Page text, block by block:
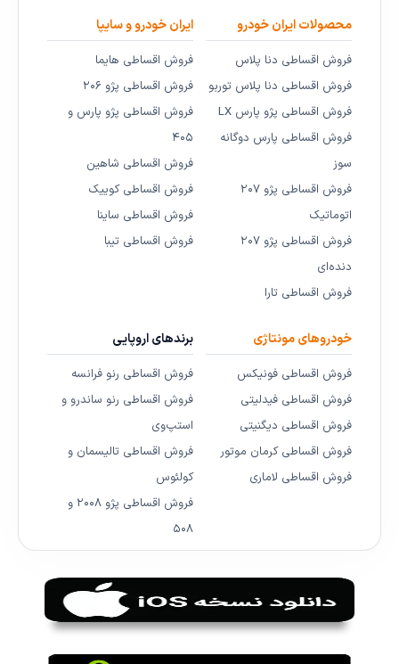
محصولات ایران خودرو
فروش اقساطی دنا پلاس
فروش اقساطی دنا پلاس توربو
فروش اقساطی پژو پارس LX
فروش اقساطی پارس دوگانه
سوز
فروش اقساطی پژو ۲۰۷
اتوماتیک
فروش اقساطی پژو ۲۰۷
دنده‌ای
فروش اقساطی تارا
ایران خودرو و سایپا
فروش اقساطی هایما
فروش اقساطی پژو ۲۰۶
فروش اقساطی پژو پارس و
۴۰۵
فروش اقساطی شاهین
فروش اقساطی کوییک
فروش اقساطی ساینا
فروش اقساطی تیبا
خودروهای مونتاژی
فروش اقساطی فونیکس
فروش اقساطی فیدلیتی
فروش اقساطی دیگنیتی
فروش اقساطی کرمان موتور
فروش اقساطی لاماری
برندهای اروپایی
فروش اقساطی رنو فرانسه
فروش اقساطی رنو ساندرو و
استپ‌وی
فروش اقساطی تالیسمان و
کولئوس
فروش اقساطی پژو ۲۰۰۸ و
۵۰۸